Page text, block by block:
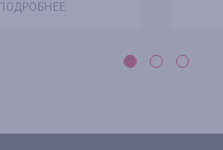
ПОДРОБНЕЕ